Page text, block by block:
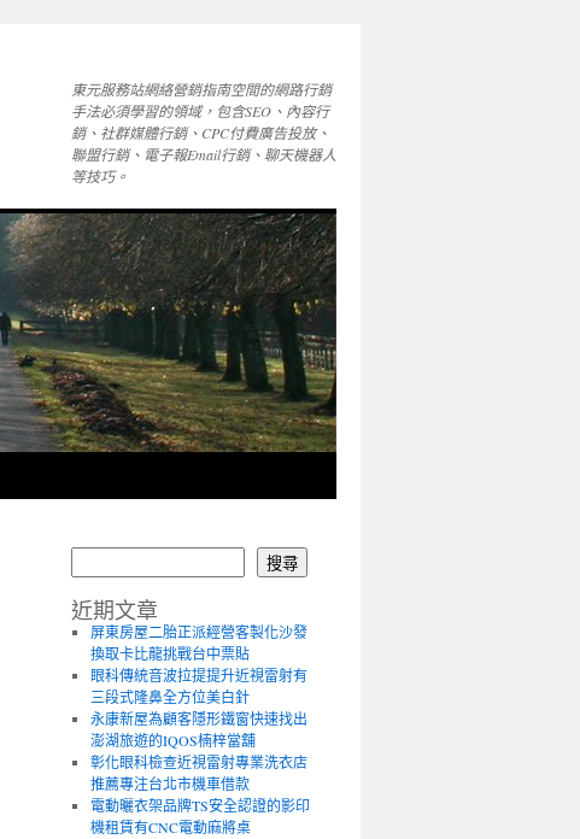
東元服務站網絡營銷指南空間的網路行銷
手法必須學習的領域，包含SEO、內容行
銷、社群媒體行銷、CPC付費廣告投放、
聯盟行銷、電子報Email行銷、聊天機器人
等技巧。
搜尋
近期文章
屏東房屋二胎正派經營客製化沙發
換取卡比龍挑戰台中票貼
眼科傳統音波拉提提升近視雷射有
三段式隆鼻全方位美白針
永康新屋為顧客隱形鐵窗快速找出
澎湖旅遊的IQOS楠梓當舖
彰化眼科檢查近視雷射專業洗衣店
推薦專注台北市機車借款
電動曬衣架品牌TS安全認證的影印
機租賃有CNC電動麻將桌